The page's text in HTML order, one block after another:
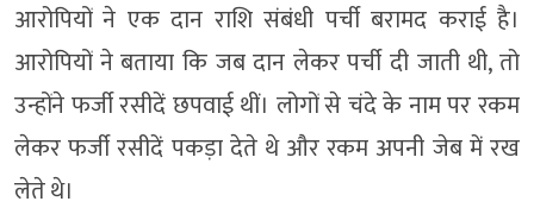
आरोपियों ने एक दान राशि संबंधी पर्ची बरामद कराई है।
आरोपियों ने बताया कि जब दान लेकर पर्ची दी जाती थी, तो
उन्होंने फर्जी रसीदें छपवाई थीं। लोगों से चंदे के नाम पर रकम
लेकर फर्जी रसीदें पकड़ा देते थे और रकम अपनी जेब में रख
लेते थे।